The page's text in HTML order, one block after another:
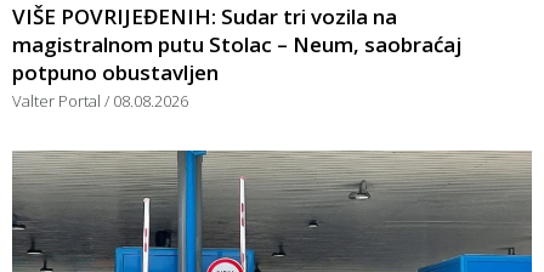
VIŠE POVRIJEĐENIH: Sudar tri vozila na
magistralnom putu Stolac – Neum, saobraćaj
potpuno obustavljen
Valter Portal 08.08.2026